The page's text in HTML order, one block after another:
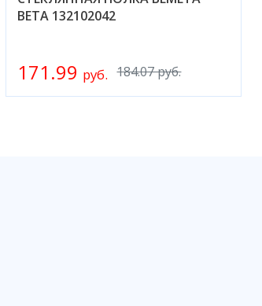
BETA 132102042
184.07 руб.
171.99 руб.